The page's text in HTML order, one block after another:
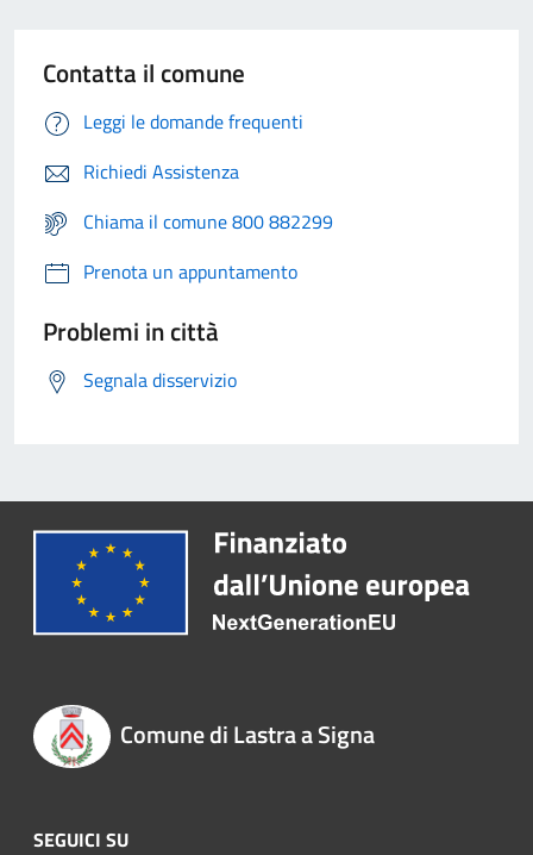
Contatta il comune
Leggi le domande frequenti
Richiedi Assistenza
Chiama il comune 800 882299
Prenota un appuntamento
Problemi in città
Segnala disservizio
Comune di Lastra a Signa
SEGUICI SU